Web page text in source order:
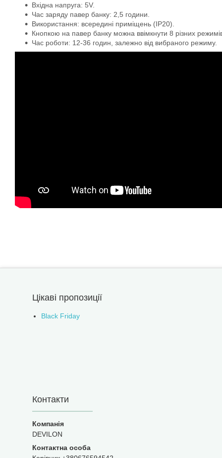
Вхідна напруга: 5V.
Час заряду павер банку: 2,5 години.
Використання: всередині приміщень (IP20).
Кнопкою на павер банку можна ввімкнути 8 різних
Час роботи: 12-36 годин, залежно від вибраного режиму.
Цікаві пропозиції
Black Friday
Контакти
DEVILON